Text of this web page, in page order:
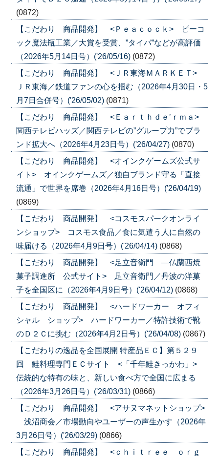
(0872)
【こだわり 商品開発】 <Ｐｅａｃｏｃｋ> ピーコ
ック魔法瓶工業／大賞を受賞、”タイパ”などが高評価
（2026年5月14日号）('26/05/16) (0872)
【こだわり 商品開発】 <ＪＲ東海ＭＡＲＫＥＴ>
ＪＲ東海／鉄道ファンの心を掴む（2026年4月30日・5
月7日合併号）('26/05/02) (0871)
【こだわり 商品開発】 <Ｅａｒｔｈｄｅ’ｒｍａ>
関西テレビハッズ／関西テレビの”グループ力”でブラ
ンド拡大へ（2026年4月23日号）('26/04/27) (0870)
【こだわり 商品開発】 <オインクゲームズ公式サ
イト> オインクゲームズ／独自ブランド守る「直接
流通」で世界を席巻（2026年4月16日号）('26/04/19)
(0869)
【こだわり 商品開発】 <コスモスパークオンライ
ンショップ> コスモス食品／食に気遣う人に自然の
味届ける（2026年4月9日号）('26/04/14) (0868)
【こだわり 商品開発】 <足立音衛門 ―仏蘭西焼
菓子調進所 公式サイト> 足立音衛門／丹波の洋菓
子を全国区に（2026年4月9日号）('26/04/12) (0868)
【こだわり 商品開発】 <ハードワーカー オフィ
シャル ショップ> ハードワーカー／特許技術で靴
のＤ２Ｃに挑む（2026年4月2日号）('26/04/08) (0867)
【こだわりの逸品を全国展開 特産品ＥＣ】第５２９
回 鮭料理専門ＥＣサイト <「千年鮭きっかわ」>
伝統的な特有の味と、新しい食べ方で全国に広まる
（2026年3月26日号）('26/03/31) (0866)
【こだわり 商品開発】 <アサヌマネットショップ>
浅沼商会／市場動向やユーザーの声生かす（2026年
3月26日号）('26/03/29) (0866)
【こだわり 商品開発】 <ｃｈｉｔｒｅｅ ｏｒｇ